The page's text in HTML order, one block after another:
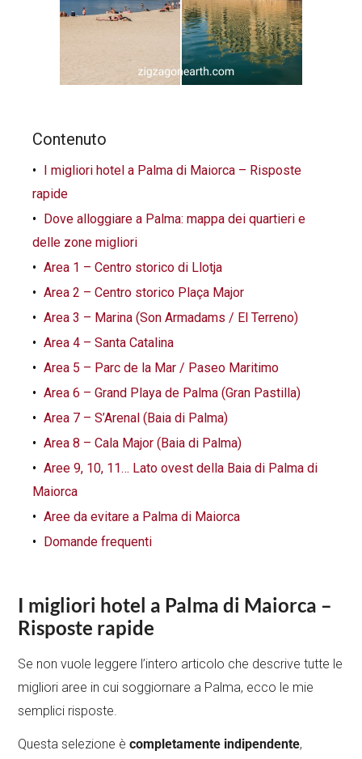
Contenuto
I migliori hotel a Palma di Maiorca – Risposte
rapide
Dove alloggiare a Palma: mappa dei quartieri e
delle zone migliori
Area 1 – Centro storico di Llotja
Area 2 – Centro storico Plaça Major
Area 3 – Marina (Son Armadams / El Terreno)
Area 4 – Santa Catalina
Area 5 – Parc de la Mar / Paseo Maritimo
Area 6 – Grand Playa de Palma (Gran Pastilla)
Area 7 – S’Arenal (Baia di Palma)
Area 8 – Cala Major (Baia di Palma)
Aree 9, 10, 11… Lato ovest della Baia di Palma di
Maiorca
Aree da evitare a Palma di Maiorca
Domande frequenti
I migliori hotel a Palma di Maiorca –
Risposte rapide
Se non vuole leggere l’intero articolo che descrive tutte le
migliori aree in cui soggiornare a Palma, ecco le mie
semplici risposte.
Questa selezione ècompletamente indipendente,